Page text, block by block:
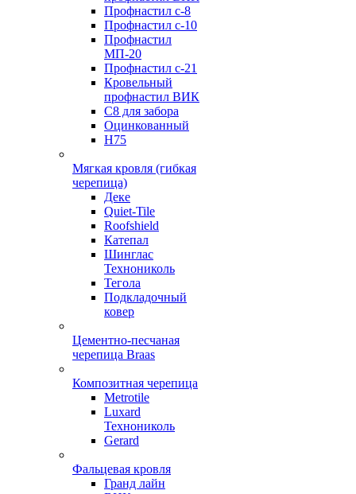
Профнастил с-8
Профнастил с-10
Профнастил
МП-20
Профнастил с-21
Кровельный
профнастил ВИК
С8 для забора
Оцинкованный
Н75
Мягкая кровля (гибкая
черепица)
Деке
Quiet-Tile
Roofshield
Катепал
Шинглас
Технониколь
Тегола
Подкладочный
ковер
Цементно-песчаная
черепица Braas
Композитная черепица
Metrotile
Luxard
Технониколь
Gerard
Фальцевая кровля
Гранд лайн